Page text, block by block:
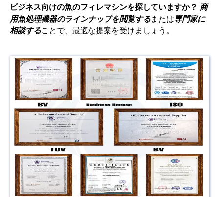
ビジネス向けの魚のフィレマシンを探していますか？ 商
用魚処理機器のラインナップを閲覧するまたは専門家に
相談することで、最適な提案を受けましょう。